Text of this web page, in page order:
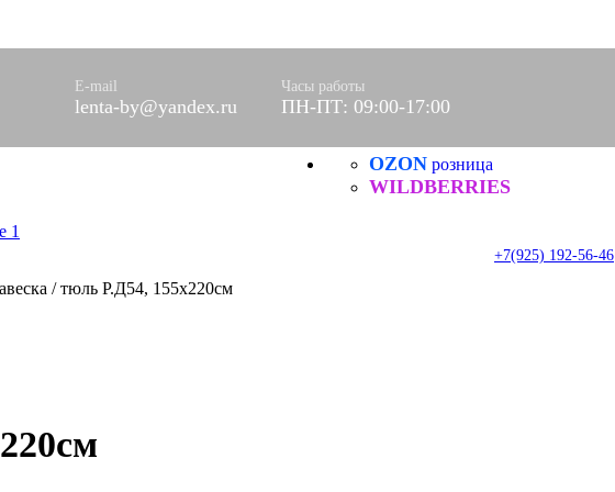
E-mail
lenta-by@yandex.ru
Часы работы
ПН-ПТ: 09:00-17:00
+7(925) 192-56-46
OZON розница
WILDBERRIES
/ тюль Р.Д54, 155х220см